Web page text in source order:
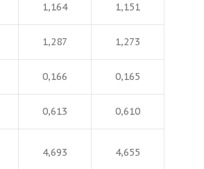
1,164 1,151
1,287 1,273
0,166 0,165
0,613 0,610
4,693 4,655